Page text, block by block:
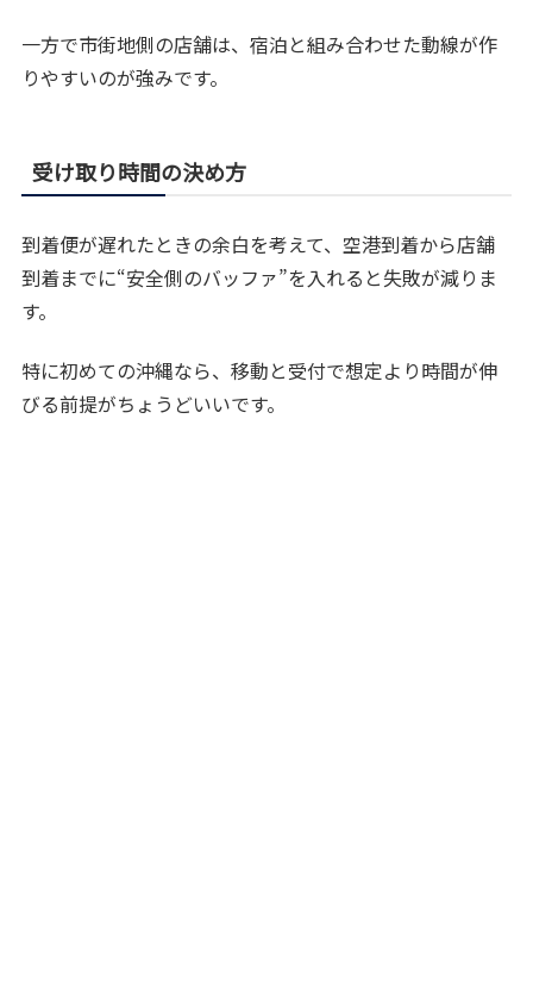
一方で市街地側の店舗は、宿泊と組み合わせた動線が作
りやすいのが強みです。
受け取り時間の決め方
到着便が遅れたときの余白を考えて、空港到着から店舗
到着までに“安全側のバッファ”を入れると失敗が減りま
す。
特に初めての沖縄なら、移動と受付で想定より時間が伸
びる前提がちょうどいいです。